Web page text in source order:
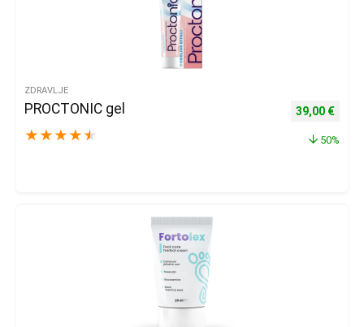
ZDRAVLJE
PROCTONIC gel
★ ★ ★ ★ ★
Izvorna
39,00 €
50%